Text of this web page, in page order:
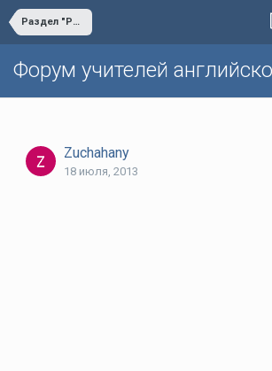
Раздел "Реферируемые статьи" на форуме
Форум учителей
Zuchahany
18 июля, 2013